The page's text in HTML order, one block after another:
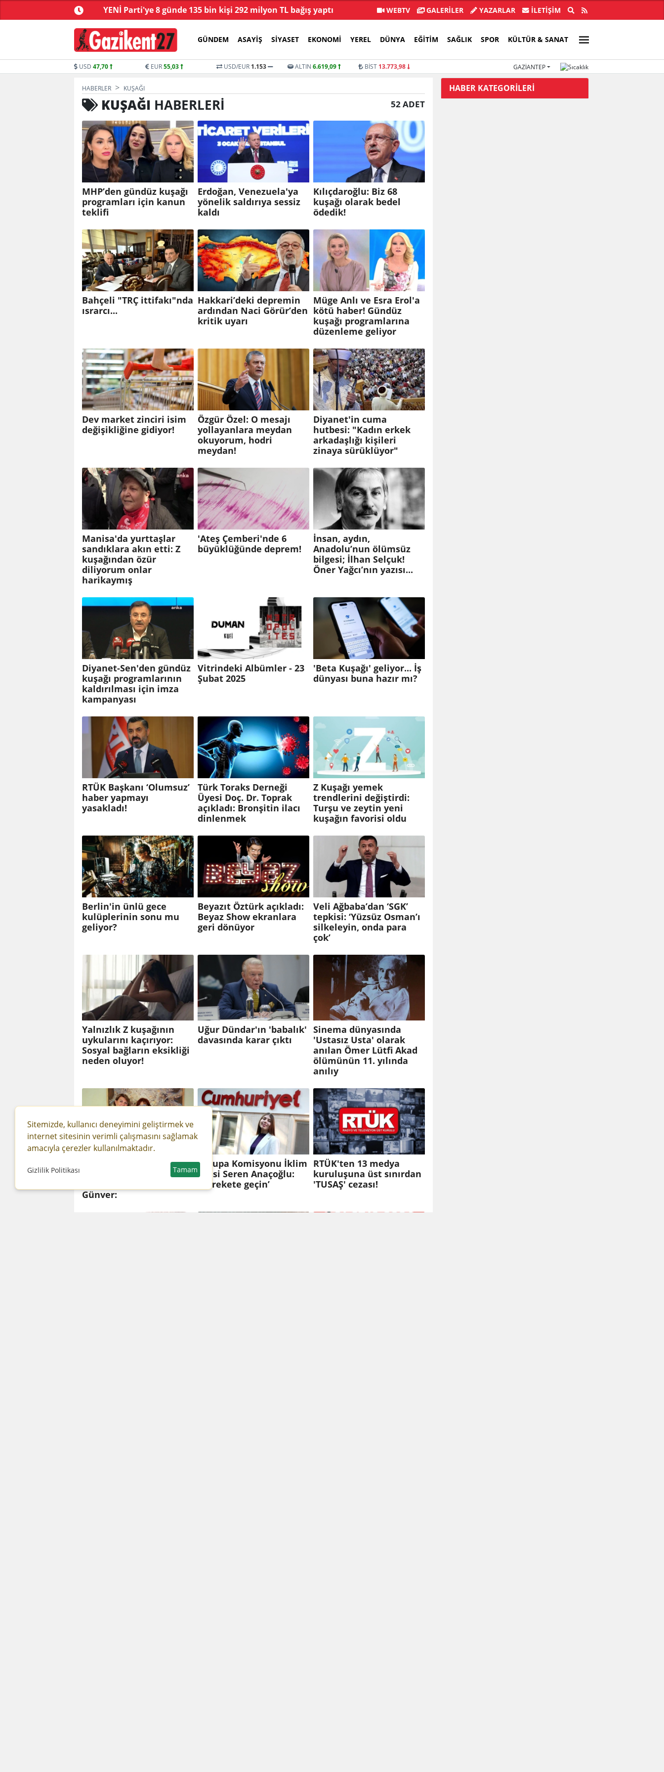
dalga operasyon YENİ Parti'ye 8 günde 135 bin kişi 292 milyon TL bağış yaptı Veli Ağbaba'nın abisi Hür Ağbaba tutuklandı
WEBTV GALERİLER YAZARLAR İLETIŞIM
GÜNDEM ASAYIŞ SIYASET EKONOMI YEREL DÜNYA EĞITIM SAĞLIK SPOR KÜLTÜR & SANAT
USD 47,70 EUR55,03 USD/EUR 1.153 ALTIN 6.619,09 BİST 13.773,98 GAZIANTEP
HABERLER KUŞAĞI
KUŞAĞI HABERLERI 52 ADET
MHP’den gündüz kuşağı
programları için kanun
teklifi
Erdoğan, Venezuela'ya
yönelik saldırıya sessiz
kaldı
Kılıçdaroğlu: Biz 68
kuşağı olarak bedel
ödedik!
Bahçeli "TRÇ ittifakı"nda
ısrarcı...
Hakkari’deki depremin
ardından Naci Görür’den
kritik uyarı
Müge Anlı ve Esra Erol'a
kötü haber! Gündüz
kuşağı programlarına
düzenleme geliyor
Dev market zinciri isim
değişikliğine gidiyor!
Özgür Özel: O mesajı
yollayanlara meydan
okuyorum, hodri
meydan!
Diyanet'in cuma
hutbesi: "Kadın erkek
arkadaşlığı kişileri
zinaya sürüklüyor"
Manisa'da yurttaşlar
sandıklara akın etti: Z
kuşağından özür
diliyorum onlar
harikaymış
'Ateş Çemberi'nde 6
büyüklüğünde deprem!
İnsan, aydın,
Anadolu’nun ölümsüz
bilgesi; İlhan Selçuk!
Öner Yağcı’nın yazısı...
Diyanet-Sen'den gündüz
kuşağı programlarının
kaldırılması için imza
kampanyası
Vitrindeki Albümler - 23
Şubat 2025
'Beta Kuşağı' geliyor... İş
dünyası buna hazır mı?
RTÜK Başkanı ‘Olumsuz’
haber yapmayı
yasakladı!
Türk Toraks Derneği
Üyesi Doç. Dr. Toprak
açıkladı: Bronşitin ilacı
dinlenmek
Z Kuşağı yemek
trendlerini değiştirdi:
Turşu ve zeytin yeni
kuşağın favorisi oldu
Berlin'in ünlü gece
kulüplerinin sonu mu
geliyor?
Beyazıt Öztürk açıkladı:
Beyaz Show ekranlara
geri dönüyor
Veli Ağbaba’dan ‘SGK’
tepkisi: ‘Yüzsüz Osman’ı
silkeleyin, onda para
çok’
Yalnızlık Z kuşağının
uykularını kaçırıyor:
Sosyal bağların eksikliği
neden oluyor!
Uğur Dündar'ın 'babalık'
davasında karar çıktı
Sinema dünyasında
'Ustasız Usta' olarak
anılan Ömer Lütfi Akad
ölümünün 11. yılında
anılıy
Mütevelli Heyet Başkanı
Günver:
Avrupa Komisyonu İklim
Elçisi Seren Anaçoğlu:
‘Harekete geçin’
RTÜK'ten 13 medya
kuruluşuna üst sınırdan
'TUSAŞ' cezası!
HABER KATEGORİLERİ
Sitemizde, kullanıcı deneyimini geliştirmek ve
internet sitesinin verimli çalışmasını sağlamak
amacıyla çerezler kullanılmaktadır.
Gizlilik Politikası Tamam